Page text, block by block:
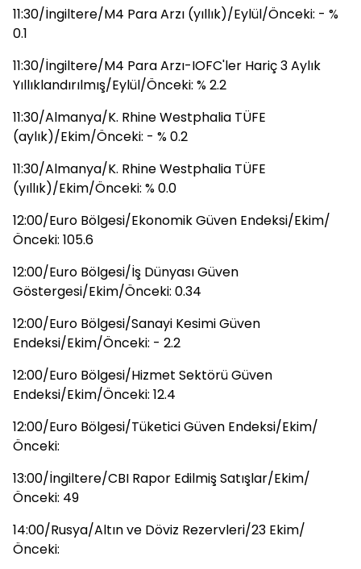
11:30/İngiltere/M4 Para Arzı (yıllık)/Eylül/Önceki: - %
0.1
11:30/İngiltere/M4 Para Arzı-IOFC'ler Hariç 3 Aylık
Yıllıklandırılmış/Eylül/Önceki: % 2.2
11:30/Almanya/K. Rhine Westphalia TÜFE
(aylık)/Ekim/Önceki: - % 0.2
11:30/Almanya/K. Rhine Westphalia TÜFE
(yıllık)/Ekim/Önceki: % 0.0
12:00/Euro Bölgesi/Ekonomik Güven Endeksi/Ekim/
Önceki: 105.6
12:00/Euro Bölgesi/İş Dünyası Güven
Göstergesi/Ekim/Önceki: 0.34
12:00/Euro Bölgesi/Sanayi Kesimi Güven
Endeksi/Ekim/Önceki: - 2.2
12:00/Euro Bölgesi/Hizmet Sektörü Güven
Endeksi/Ekim/Önceki: 12.4
12:00/Euro Bölgesi/Tüketici Güven Endeksi/Ekim/
Önceki:
13:00/İngiltere/CBI Rapor Edilmiş Satışlar/Ekim/
Önceki: 49
14:00/Rusya/Altın ve Döviz Rezervleri/23 Ekim/
Önceki: